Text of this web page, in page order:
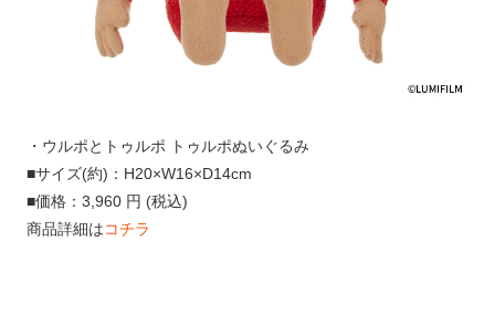
・ウルポとトゥルポ トゥルポぬいぐるみ
■サイズ(約)：H20×W16×D14cm
■価格：3,960 円 (税込)
商品詳細はコチラ